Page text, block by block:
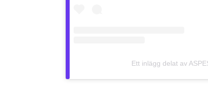
Ett inlägg delat av